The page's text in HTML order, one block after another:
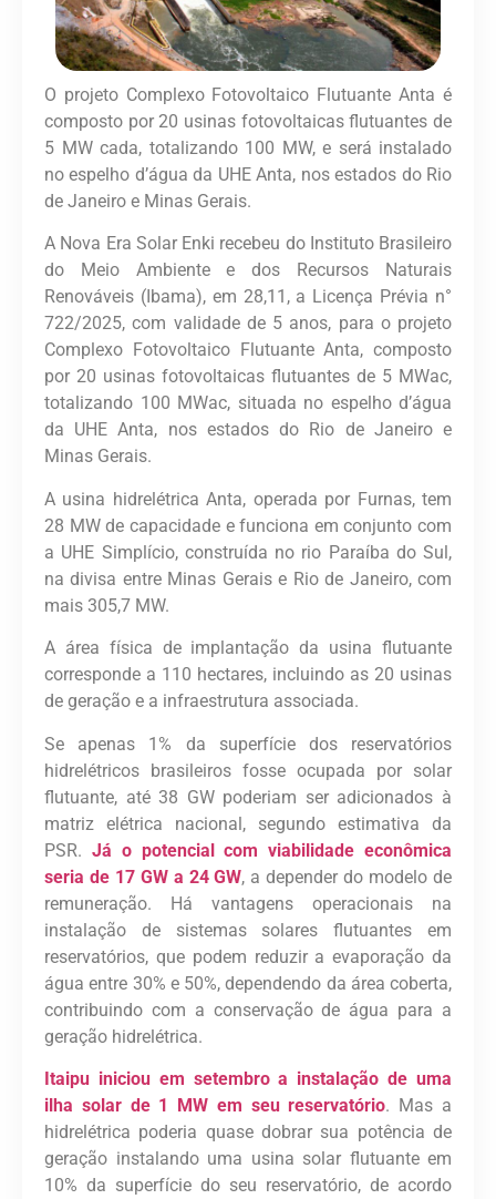
O projeto Complexo Fotovoltaico Flutuante Anta é
composto por 20 usinas fotovoltaicas flutuantes de
5 MW cada, totalizando 100 MW, e será instalado
no espelho d’água da UHE Anta, nos estados do Rio
de Janeiro e Minas Gerais.
A Nova Era Solar Enki recebeu do Instituto Brasileiro
do Meio Ambiente e dos Recursos Naturais
Renováveis (Ibama), em 28,11, a Licença Prévia n°
722/2025, com validade de 5 anos, para o projeto
Complexo Fotovoltaico Flutuante Anta, composto
por 20 usinas fotovoltaicas flutuantes de 5 MWac,
totalizando 100 MWac, situada no espelho d’água
da UHE Anta, nos estados do Rio de Janeiro e
Minas Gerais.
A usina hidrelétrica Anta, operada por Furnas, tem
28 MW de capacidade e funciona em conjunto com
a UHE Simplício, construída no rio Paraíba do Sul,
na divisa entre Minas Gerais e Rio de Janeiro, com
mais 305,7 MW.
A área física de implantação da usina flutuante
corresponde a 110 hectares, incluindo as 20 usinas
de geração e a infraestrutura associada.
Se apenas 1% da superfície dos reservatórios
hidrelétricos brasileiros fosse ocupada por solar
flutuante, até 38 GW poderiam ser adicionados à
matriz elétrica nacional, segundo estimativa da
PSR. Já o potencial com viabilidade econômica
seria de 17 GW a 24 GW, a depender do modelo de
remuneração. Há vantagens operacionais na
instalação de sistemas solares flutuantes em
reservatórios, que podem reduzir a evaporação da
água entre 30% e 50%, dependendo da área coberta,
contribuindo com a conservação de água para a
geração hidrelétrica.
Itaipu iniciou em setembro a instalação de uma
ilha solar de 1 MW em seu reservatório. Mas a
hidrelétrica poderia quase dobrar sua potência de
geração instalando uma usina solar flutuante em
10% da superfície do seu reservatório, de acordo